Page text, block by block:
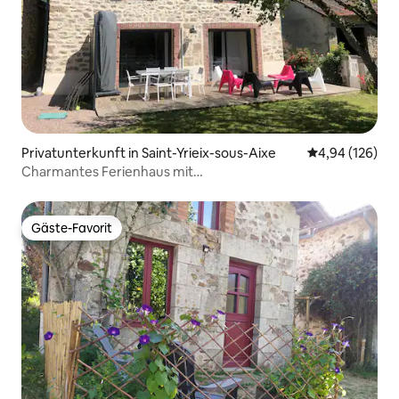
Privatunterkunft in Saint-Yrieix-sous-Aixe
4,94 (126)
Charmantes Ferienhaus mit
Gäste-Favorit
Gäste-Favorit